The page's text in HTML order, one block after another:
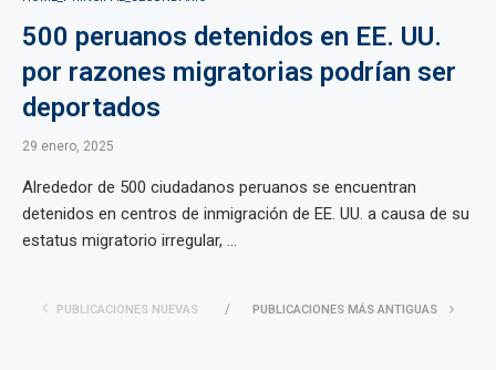
500 peruanos detenidos en EE. UU.
por razones migratorias podrían ser
deportados
29 enero, 2025
Alrededor de 500 ciudadanos peruanos se encuentran
detenidos en centros de inmigración de EE. UU. a causa de su
estatus migratorio irregular, ...
PUBLICACIONES NUEVAS PUBLICACIONES MÁS ANTIGUAS